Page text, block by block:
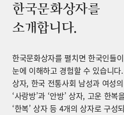
한국문화상자를
소개합니다.
한국문화상자를 펼치면 한국인들
눈에 이해하고 경험할 수 있습니다
상자, 한국 전통사회 남성과 여성
‘사랑방’과 ‘안방’ 상자, 고운 한
‘한복’ 상자 등 4개의 상자로 구성